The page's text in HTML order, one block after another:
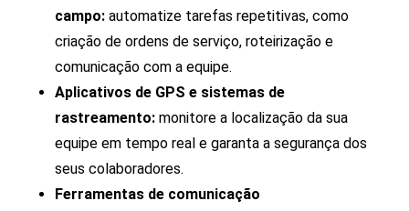
campo: automatize tarefas repetitivas, como
criação de ordens de serviço, roteirização e
comunicação com a equipe.
Aplicativos de GPS e sistemas de
rastreamento: monitore a localização da sua
equipe em tempo real e garanta a segurança dos
seus colaboradores.
Ferramentas de comunicação